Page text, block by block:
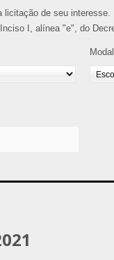
de seu
I, alínea "e", do